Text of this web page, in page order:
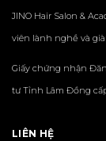
JINO Hair Salon &
viên lành nghề và
Giấy chứng nhận
tư Tỉnh Lâm Đồng cấp
LIÊN HỆ